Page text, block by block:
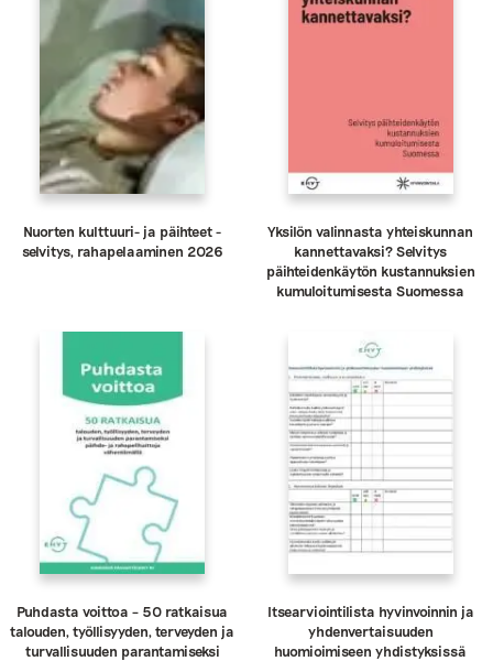
Nuorten kulttuuri- ja päihteet -
selvitys, rahapelaaminen 2026
Yksilön valinnasta yhteiskunnan
kannettavaksi? Selvitys
päihteidenkäytön kustannuksien
kumuloitumisesta Suomessa
Puhdasta voittoa – 50 ratkaisua
talouden, työllisyyden, terveyden ja
turvallisuuden parantamiseksi
Itsearviointilista hyvinvoinnin ja
yhdenvertaisuuden
huomioimiseen yhdistyksissä